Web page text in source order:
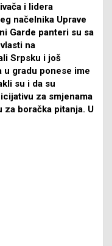
i lidera
načelnika Uprave
Garde panteri su sa
na
Srpsku i još
u gradu ponese ime
su i da su
za smjenama
boračka pitanja. U